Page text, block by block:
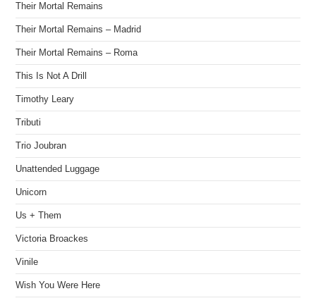
Their Mortal Remains
Their Mortal Remains – Madrid
Their Mortal Remains – Roma
This Is Not A Drill
Timothy Leary
Tributi
Trio Joubran
Unattended Luggage
Unicorn
Us + Them
Victoria Broackes
Vinile
Wish You Were Here